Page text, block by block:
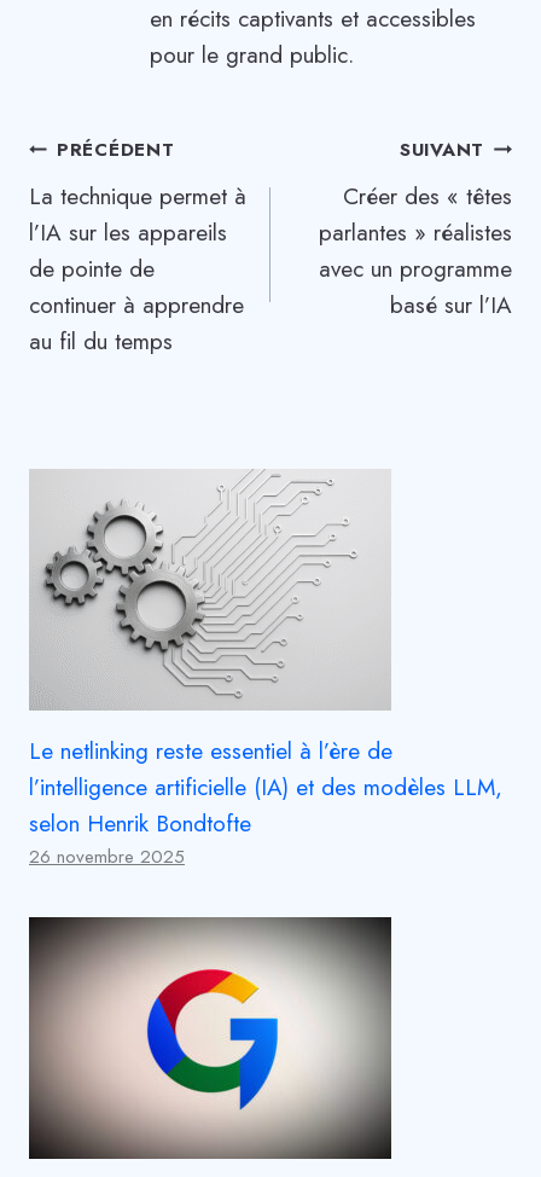
en récits captivants et accessibles
pour le grand public.
Navigation
de
l’article
PRÉCÉDENT
La technique permet à
l’IA sur les appareils
de pointe de
continuer à apprendre
au fil du temps
SUIVANT
Créer des « têtes
parlantes » réalistes
avec un programme
basé sur l’IA
Le netlinking reste essentiel à l’ère de
l’intelligence artificielle (IA) et des modèles LLM,
selon Henrik Bondtofte
26 novembre 2025